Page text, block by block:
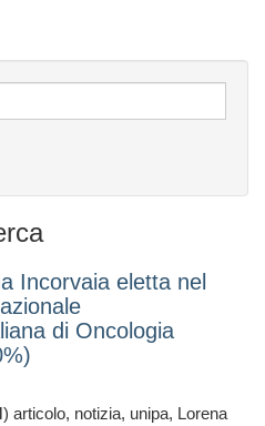
Incorvaia eletta nel
di Oncologia
) articolo, notizia, unipa, Lorena